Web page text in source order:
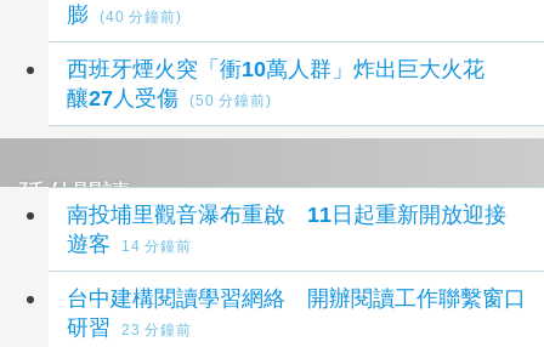
膨
(40 分鐘前)
西班牙煙火突「衝10萬人群」炸出巨大火花
釀27人受傷
(50 分鐘前)
延伸閱讀
南投埔里觀音瀑布重啟 11日起重新開放迎接
遊客
14 分鐘前
台中建構閱讀學習網絡 開辦閱讀工作聯繫窗口
研習
23 分鐘前